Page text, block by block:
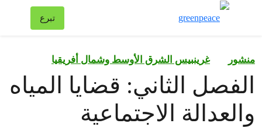
تبرع
منشور غرينبيس الشرق الأوسط وشمال أفريقيا
الفصل الثاني: قضايا المياه
والعدالة الاجتماعية